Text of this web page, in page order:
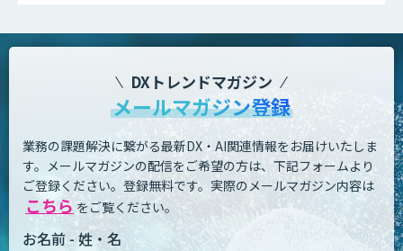
DXトレンドマガジン
メールマガジン登録
業務の課題解決に繋がる最新DX・AI関連情報をお届けいたしま
す。 メールマガジンの配信をご希望の方は、下記フォームより
ご登録ください。登録無料です。 実際のメールマガジン内容は
こちら をご覧ください。
お名前 - 姓・名